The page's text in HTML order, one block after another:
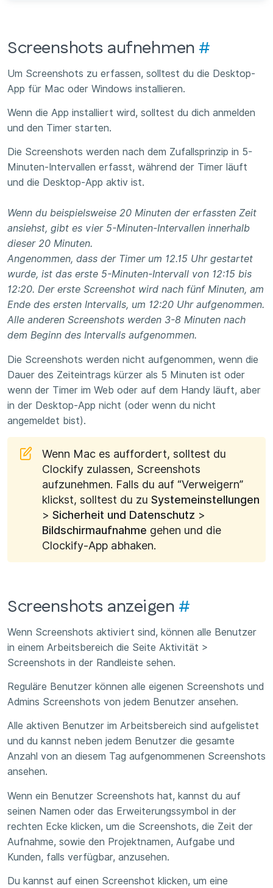
Screenshots aufnehmen #
Um Screenshots zu erfassen, solltest du die Desktop-
App für Mac oder Windows installieren.
Wenn die App installiert wird, solltest du dich anmelden
und den Timer starten.
Die Screenshots werden nach dem Zufallsprinzip in 5-
Minuten-Intervallen erfasst, während der Timer läuft
und die Desktop-App aktiv ist.
Wenn du beispielsweise 20 Minuten der erfassten Zeit
ansiehst, gibt es vier 5-Minuten-Intervallen innerhalb
dieser 20 Minuten.
Angenommen, dass der Timer um 12.15 Uhr gestartet
wurde, ist das erste 5-Minuten-Intervall von 12:15 bis
12:20. Der erste Screenshot wird nach fünf Minuten, am
Ende des ersten Intervalls, um 12:20 Uhr aufgenommen.
Alle anderen Screenshots werden 3-8 Minuten nach
dem Beginn des Intervalls aufgenommen.
Die Screenshots werden nicht aufgenommen, wenn die
Dauer des Zeiteintrags kürzer als 5 Minuten ist oder
wenn der Timer im Web oder auf dem Handy läuft, aber
in der Desktop-App nicht (oder wenn du nicht
angemeldet bist).
Wenn Mac es auffordert, solltest du
Clockify zulassen, Screenshots
aufzunehmen. Falls du auf “Verweigern”
klickst, solltest du zu Systemeinstellungen
> Sicherheit und Datenschutz >
Bildschirmaufnahme gehen und die
Clockify-App abhaken.
Screenshots anzeigen #
Wenn Screenshots aktiviert sind, können alle Benutzer
in einem Arbeitsbereich die Seite Aktivität >
Screenshots in der Randleiste sehen.
Reguläre Benutzer können alle eigenen Screenshots und
Admins Screenshots von jedem Benutzer ansehen.
Alle aktiven Benutzer im Arbeitsbereich sind aufgelistet
und du kannst neben jedem Benutzer die gesamte
Anzahl von an diesem Tag aufgenommenen Screenshots
ansehen.
Wenn ein Benutzer Screenshots hat, kannst du auf
seinen Namen oder das Erweiterungssymbol in der
rechten Ecke klicken, um die Screenshots, die Zeit der
Aufnahme, sowie den Projektnamen, Aufgabe und
Kunden, falls verfügbar, anzusehen.
Du kannst auf einen Screenshot klicken, um eine